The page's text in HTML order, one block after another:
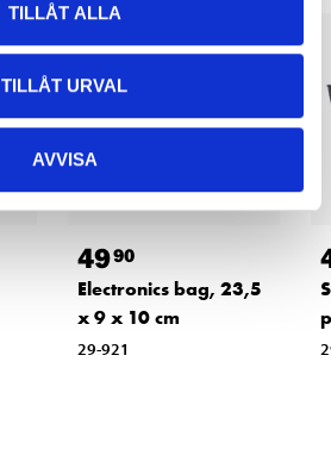
TILLÅT ALLA
TILLÅT URVAL
AVVISA
4990
Electronics bag, 23,5
x 9 x 10 cm
29-921